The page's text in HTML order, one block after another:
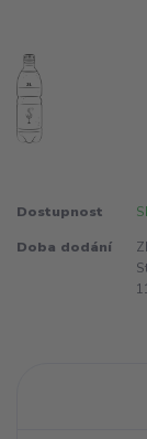
Dostupnost
Doba dodání